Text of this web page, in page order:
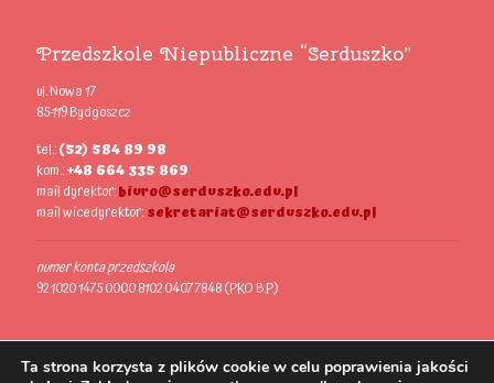
Przedszkole Niepubliczne “Serduszko”
ul. Nowa 17
85-119 Bydgoszcz
tel.:(52) 584 89 98
kom.:+48 664 335 869
mail dyrektor:biuro@serduszko.edu.pl
mail wicedyrektor:sekretariat@serduszko.edu.pl
numer konta przedszkola
92 1020 1475 0000 8102 0407 7848 (PKO B.P.)
Ta strona korzysta z plików cookie w celu poprawienia jakości